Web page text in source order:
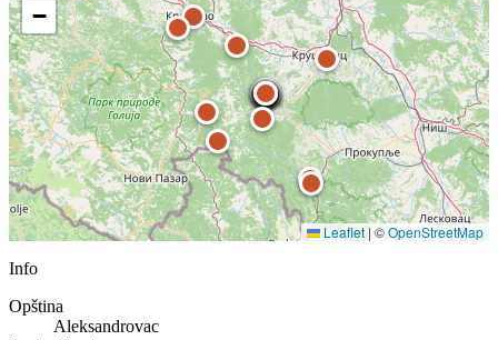
−
Leaflet | ©OpenStreetMap
Info
Opština
Aleksandrovac